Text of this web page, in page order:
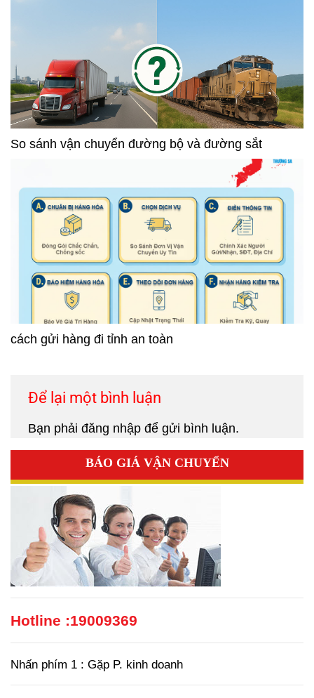
So sánh vận chuyển đường bộ và đường sắt
cách gửi hàng đi tỉnh an toàn
Để lại một bình luận
Bạn phải đăng nhập để gửi bình luận.
BÁO GIÁ VẬN CHUYỂN
Hotline :19009369
Nhấn phím 1 : Gặp P. kinh doanh